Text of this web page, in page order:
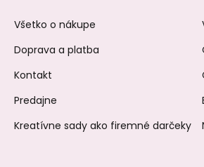
Všetko o nákupe
Doprava a platba
Kontakt
Predajne
Kreatívne sady ako firemné darčeky